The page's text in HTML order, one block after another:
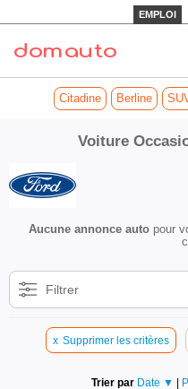
EMPLOI
Citadine Berline
Voiture
Aucune annonce autopour
Filtrer
x Supprimer les critères
Trier par Date ▼ |